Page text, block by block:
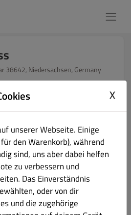
38642, Niedersachsen, Germany
11:00 - 20:30
up):11:00 - 20:30
Bestellung erhalten?
Abholung
X
unserer Webseite. Einige
den Warenkorb), während
sind, uns aber dabei helfen
zu verbessern und
Das Einverständnis
oder von dir
und die zugehörige